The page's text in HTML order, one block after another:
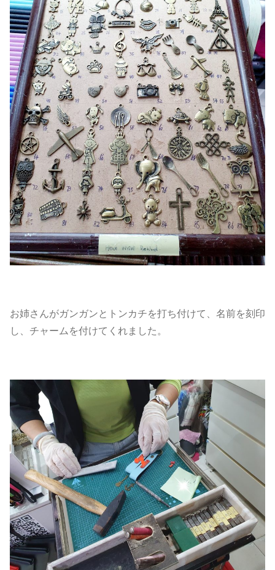
お姉さんがガンガンとトンカチを打ち付けて、名前を刻印
し、チャームを付けてくれました。